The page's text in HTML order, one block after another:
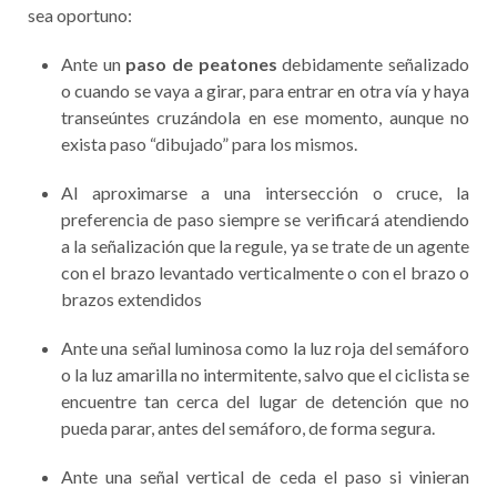
sea oportuno:
Ante un paso de peatones debidamente señalizado
o cuando se vaya a girar, para entrar en otra vía y haya
transeúntes cruzándola en ese momento, aunque no
exista paso “dibujado” para los mismos.
Al aproximarse a una intersección o cruce, la
preferencia de paso siempre se verificará atendiendo
a la señalización que la regule, ya se trate de un agente
con el brazo levantado verticalmente o con el brazo o
brazos extendidos
Ante una señal luminosa como la luz roja del semáforo
o la luz amarilla no intermitente, salvo que el ciclista se
encuentre tan cerca del lugar de detención que no
pueda parar, antes del semáforo, de forma segura.
Ante una señal vertical de ceda el paso si vinieran